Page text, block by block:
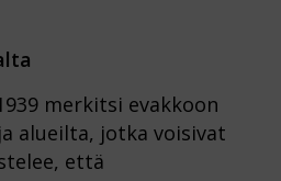
merkitsi evakkoon
alueilta, jotka voisivat
että